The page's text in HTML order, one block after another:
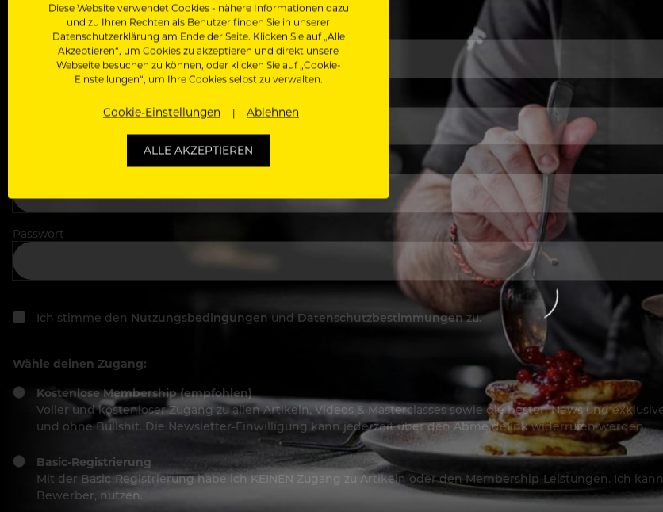
Dein Vorname
Deine E-Mail Adresse
Passwort
Ich stimme den Nutzungsbedingungen und Datenschutzbestimmungenzu.
Wähle deinen Zugang:
Kostenlose Membership (empfohlen)
Voller und kostenloser Zugang zu allen Artikeln, Videos & Masterclasses sowie die besten News und
und ohne Bullshit. Die Newsletter-Einwilligung kann jederzeit über den Abmeldelink widerrufen werden.
Basic-Registrierung
Mit der Basic-Registrierung habe ich KEINEN Zugang zu Artikeln oder den Membership-Leistungen. Ich
Bewerber, nutzen.
Diese Website verwendet Cookies - nähere Informationen dazu
und zu Ihren Rechten als Benutzer finden Sie in unserer
Datenschutzerklärung am Ende der Seite. Klicken Sie auf „Alle
Akzeptieren“, um Cookies zu akzeptieren und direkt unsere
Webseite besuchen zu können, oder klicken Sie auf „Cookie-
Einstellungen“, um Ihre Cookies selbst zu verwalten.
Cookie-Einstellungen Ablehnen
ALLE AKZEPTIEREN